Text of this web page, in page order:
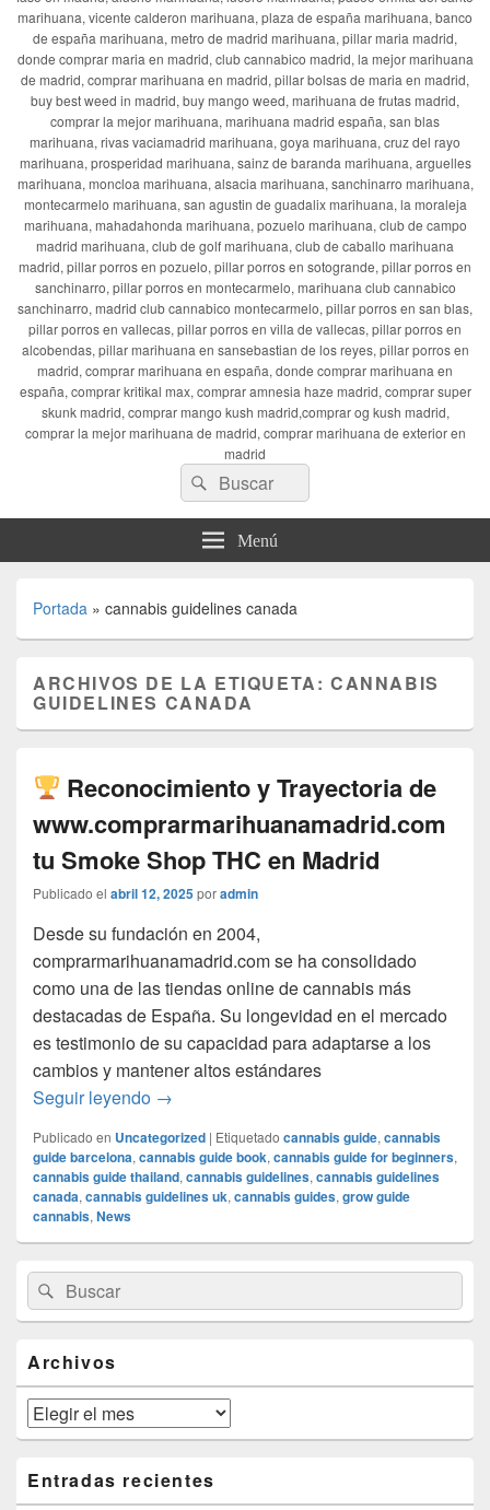
marihuana, vicente calderon marihuana, plaza de españa marihuana, banco
de españa marihuana, metro de madrid marihuana, pillar maria madrid,
donde comprar maria en madrid, club cannabico madrid, la mejor marihuana
de madrid, comprar marihuana en madrid, pillar bolsas de maria en madrid,
buy best weed in madrid, buy mango weed, marihuana de frutas madrid,
comprar la mejor marihuana, marihuana madrid españa, san blas
marihuana, rivas vaciamadrid marihuana, goya marihuana, cruz del rayo
marihuana, prosperidad marihuana, sainz de baranda marihuana, arguelles
marihuana, moncloa marihuana, alsacia marihuana, sanchinarro marihuana,
montecarmelo marihuana, san agustin de guadalix marihuana, la moraleja
marihuana, mahadahonda marihuana, pozuelo marihuana, club de campo
madrid marihuana, club de golf marihuana, club de caballo marihuana
madrid, pillar porros en pozuelo, pillar porros en sotogrande, pillar porros en
sanchinarro, pillar porros en montecarmelo, marihuana club cannabico
sanchinarro, madrid club cannabico montecarmelo, pillar porros en san blas,
pillar porros en vallecas, pillar porros en villa de vallecas, pillar porros en
alcobendas, pillar marihuana en sansebastian de los reyes, pillar porros en
madrid, comprar marihuana en españa, donde comprar marihuana en
españa, comprar kritikal max, comprar amnesia haze madrid, comprar super
skunk madrid, comprar mango kush madrid,comprar og kush madrid,
comprar la mejor marihuana de madrid, comprar marihuana de exterior en
madrid
Buscar
por:
Buscar
Menú
Portada » cannabis guidelines canada
ARCHIVOS DE LA ETIQUETA:CANNABIS
GUIDELINES CANADA
Reconocimiento y Trayectoria de
www.comprarmarihuanamadrid.com
tu Smoke Shop THC en Madrid
Publicado el abril 12, 2025poradmin
Desde su fundación en 2004,
comprarmarihuanamadrid.com se ha consolidado
como una de las tiendas online de cannabis más
destacadas de España. Su longevidad en el mercado
es testimonio de su capacidad para adaptarse a los
cambios y mantener altos estándares
Seguir leyendo →
Publicado en Uncategorized | Etiquetado cannabis guide, cannabis
guide barcelona, cannabis guide book, cannabis guide for beginners,
cannabis guide thailand, cannabis guidelines, cannabis guidelines
canada, cannabis guidelines uk, cannabis guides, grow guide
cannabis, News
área
de
widget
lateral
primaria
Buscar
por:
Buscar
Archivos
Archivos
Entradas recientes